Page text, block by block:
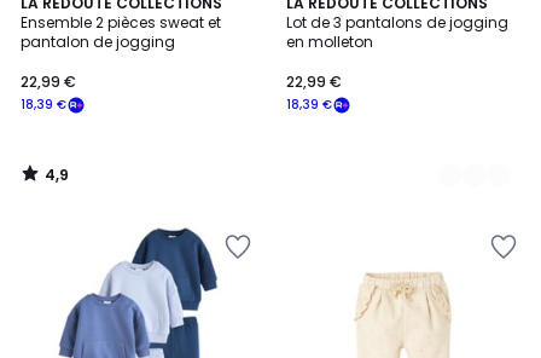
Ensemble 2 pièces sweat et
pantalon de jogging
18,39 €
22,99 €
/ 5
4,9
/
Lot de 3 pantalons de jogging
en molleton
18,39 €
22,99 €
2
Couleurs